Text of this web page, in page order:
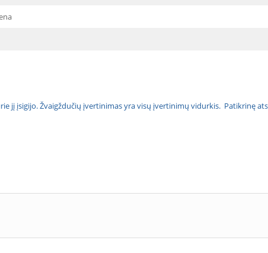
jį įsigijo. Žvaigždučių įvertinimas yra visų įvertinimų vidurkis. Patikrinę